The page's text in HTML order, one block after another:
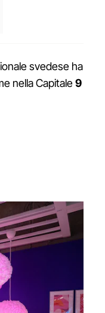
svedese ha
nella Capitale9